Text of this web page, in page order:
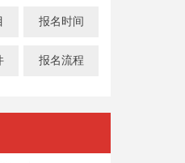
报名时间
报名流程